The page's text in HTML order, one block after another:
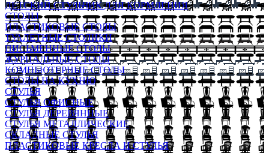
ДЕТСКИЙ СТУЛЬЧИК ДЛЯ КОРМЛЕНИЯ
СТОЛЫ
ПЛАСТИКОВЫЕ СТОЛЫ
ТУАЛЕТНЫЕ СТОЛИКИ
ПИСЬМЕННЫЕ СТОЛЫ
ЖУРНАЛЬНЫЕ СТОЛЫ
КОМПЬЮТЕРНЫЕ СТОЛЫ
СТОЛЫ НА КУХНЮ
СТУЛЬЯ
СТУЛЬЯ ОФИСНЫЕ
СТУЛЬЯ ДЕРЕВЯННЫЕ
СТУЛЬЯ МЕТАЛЛИЧЕСКИЕ
СКЛАДНЫЕ СТУЛЬЯ
ПЛАСТИКОВЫЕ КРЕСЛА И СТУЛЬЯ